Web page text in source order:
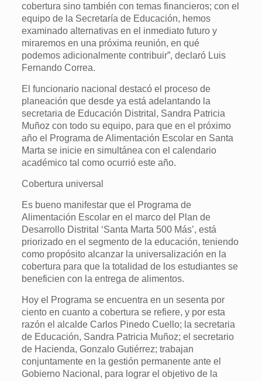
cobertura sino también con temas financieros; con el
equipo de la Secretaría de Educación, hemos
examinado alternativas en el inmediato futuro y
miraremos en una próxima reunión, en qué
podemos adicionalmente contribuir”, declaró Luis
Fernando Correa.
El funcionario nacional destacó el proceso de
planeación que desde ya está adelantando la
secretaria de Educación Distrital, Sandra Patricia
Muñoz con todo su equipo, para que en el próximo
año el Programa de Alimentación Escolar en Santa
Marta se inicie en simultánea con el calendario
académico tal como ocurrió este año.
Cobertura universal
Es bueno manifestar que el Programa de
Alimentación Escolar en el marco del Plan de
Desarrollo Distrital ‘Santa Marta 500 Más’, está
priorizado en el segmento de la educación, teniendo
como propósito alcanzar la universalización en la
cobertura para que la totalidad de los estudiantes se
beneficien con la entrega de alimentos.
Hoy el Programa se encuentra en un sesenta por
ciento en cuanto a cobertura se refiere, y por esta
razón el alcalde Carlos Pinedo Cuello; la secretaria
de Educación, Sandra Patricia Muñoz; el secretario
de Hacienda, Gonzalo Gutiérrez; trabajan
conjuntamente en la gestión permanente ante el
Gobierno Nacional, para lograr el objetivo de la